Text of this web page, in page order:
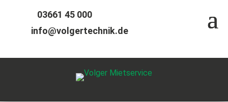
03661 45 000
info@volgertechnik.de